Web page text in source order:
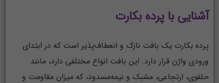
آشنایی با پرده بکارت
پرده بکارت یک بافت نازک و انعطاف‌پذیر است که در ابتدای
ورودی واژن قرار دارد. این بافت انواع مختلفی دارد، مانند
حلقوی، ارتجاعی، مشبک و نیمه‌مسدود، که میزان مقاومت و